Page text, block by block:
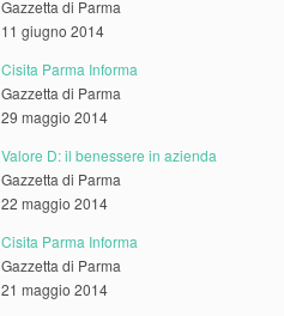
Gazzetta di Parma
11 giugno 2014
Cisita Parma Informa
Gazzetta di Parma
29 maggio 2014
Valore D: il benessere in azienda
Gazzetta di Parma
22 maggio 2014
Cisita Parma Informa
Gazzetta di Parma
21 maggio 2014